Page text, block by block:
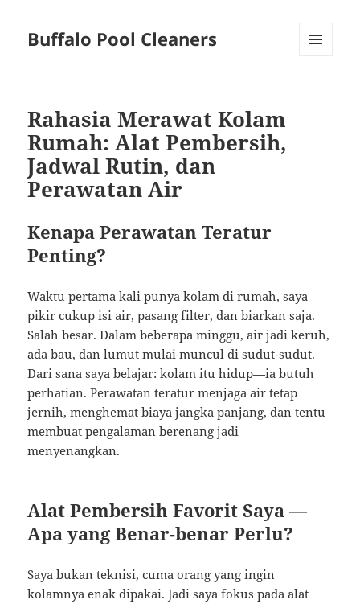
Buffalo Pool Cleaners
Rahasia Merawat Kolam
Rumah: Alat Pembersih,
Jadwal Rutin, dan
Perawatan Air
Kenapa Perawatan Teratur
Penting?
Waktu pertama kali punya kolam di rumah, saya
pikir cukup isi air, pasang filter, dan biarkan saja.
Salah besar. Dalam beberapa minggu, air jadi keruh,
ada bau, dan lumut mulai muncul di sudut-sudut.
Dari sana saya belajar: kolam itu hidup—ia butuh
perhatian. Perawatan teratur menjaga air tetap
jernih, menghemat biaya jangka panjang, dan tentu
membuat pengalaman berenang jadi
menyenangkan.
Alat Pembersih Favorit Saya —
Apa yang Benar-benar Perlu?
Saya bukan teknisi, cuma orang yang ingin
kolamnya enak dipakai. Jadi saya fokus pada alat